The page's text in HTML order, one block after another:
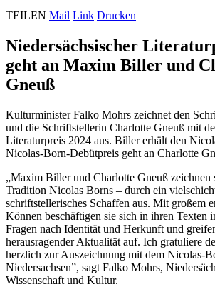
TEILEN Mail Link Drucken
Niedersächsischer
geht an Maxim Biller und
Gneuß
Kulturminister Falko Mohrs zeichnet den
und die Schriftstellerin Charlotte Gneuß mit
Literaturpreis 2024 aus. Biller erhält den
Nicolas-Born-Debütpreis geht an Charlotte
„Maxim Biller und Charlotte Gneuß zeichnen
Tradition Nicolas Borns – durch ein
schriftstellerisches Schaffen aus. Mit großem
Können beschäftigen sie sich in ihren Texten
Fragen nach Identität und Herkunft und
herausragender Aktualität auf. Ich gratuliere
herzlich zur Auszeichnung mit dem Nicolas-
Niedersachsen”, sagt Falko Mohrs,
Wissenschaft und Kultur.